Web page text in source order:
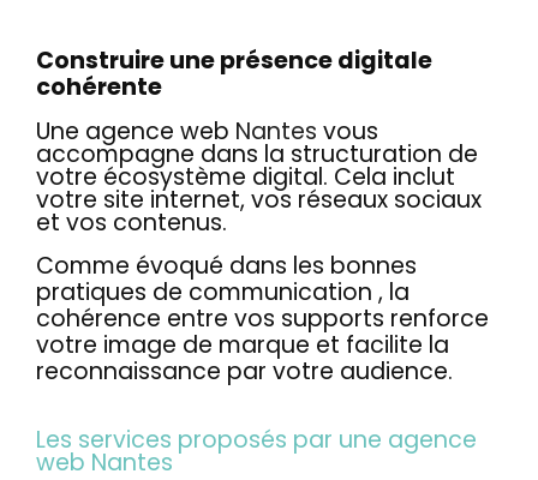
Construire une présence digitale
cohérente
Une agence web Nantes vous
accompagne dans la structuration de
votre écosystème digital. Cela inclut
votre site internet, vos réseaux sociaux
et vos contenus.
Comme évoqué dans les bonnes
pratiques de communication , la
cohérence entre vos supports renforce
votre image de marque et facilite la
reconnaissance par votre audience.
Les services proposés par une agence
web Nantes